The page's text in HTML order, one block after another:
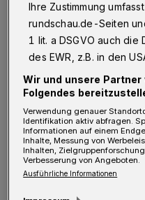
S tand zuerst ein
ist es jetzt der
bis Mai Baurecht für
für 150 psychisch
Kleinen Höhe zu
Ihre Zustimmung
rundschau.de-Seiten
1 lit. a DSGVO auch
des EWR, z.B. in den
Wir und unsere
Folgendes
Verwendung genauer
Identifikation aktiv abfragen.
Informationen auf einem
Inhalte, Messung von
Inhalten,
Verbesserung von Angeboten.
Ausführliche Informationen